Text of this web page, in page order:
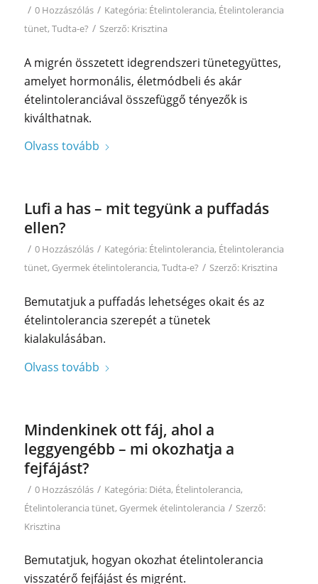
/ 0 Hozzászólás / Kategória: Ételintolerancia, Ételintolerancia
tünet, Tudta-e? / Szerző: Krisztina
A migrén összetett idegrendszeri tünetegyüttes,
amelyet hormonális, életmódbeli és akár
ételintoleranciával összefüggő tényezők is
kiválthatnak.
Olvass tovább
Lufi a has – mit tegyünk a puffadás
ellen?
/ 0 Hozzászólás / Kategória: Ételintolerancia, Ételintolerancia
tünet, Gyermek ételintolerancia, Tudta-e? / Szerző: Krisztina
Bemutatjuk a puffadás lehetséges okait és az
ételintolerancia szerepét a tünetek
kialakulásában.
Olvass tovább
Mindenkinek ott fáj, ahol a
leggyengébb – mi okozhatja a
fejfájást?
/ 0 Hozzászólás / Kategória: Diéta, Ételintolerancia,
Ételintolerancia tünet, Gyermek ételintolerancia / Szerző:
Krisztina
Bemutatjuk, hogyan okozhat ételintolerancia
visszatérő fejfájást és migrént.